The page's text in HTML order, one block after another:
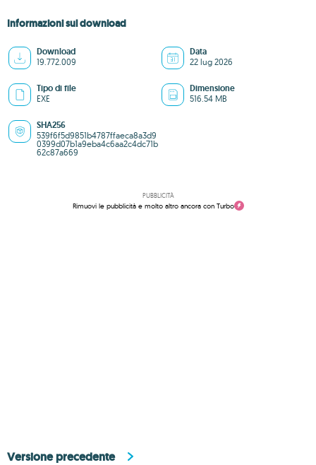
Informazioni sul download
Download
19.772.009
Data
22 lug 2026
Tipo di file
EXE
Dimensione
516.54 MB
SHA256
539f6f5d9851b4787ffaeca8a3d9
0399d07b1a9eba4c6aa2c4dc71b
62c87a669
PUBBLICITÀ
Rimuovi le pubblicità e molto altro ancora con Turbo
Versione precedente